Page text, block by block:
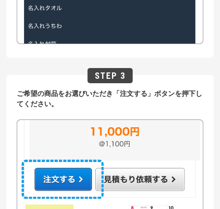
ご希望の商品をお選びいただき「注文する」ボタンを押下し
てください。